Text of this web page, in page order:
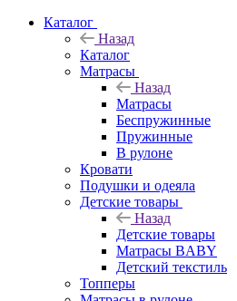
Каталог
Назад
Каталог
Матрасы
Назад
Матрасы
Беспружинные
Пружинные
В рулоне
Кровати
Подушки и одеяла
Детские товары
Назад
Детские товары
Матрасы BABY
Детский текстиль
Топперы